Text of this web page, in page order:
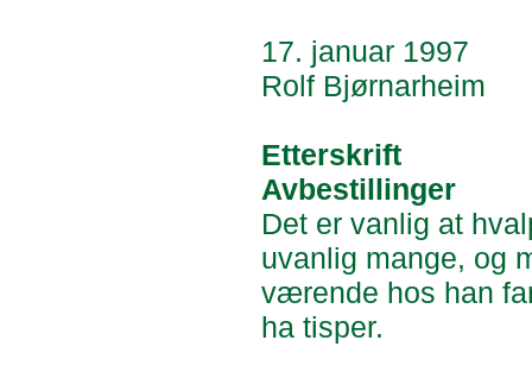
17. januar 1997
Rolf Bjørnarheim
Etterskrift
Avbestillinger
Det er vanlig at
uvanlig mange, og
værende hos han
ha tisper.